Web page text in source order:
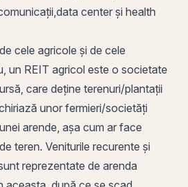
data center și health
cele agricole și de cele
un REIT agricol este o societate
care deține terenuri/plantații
unor fermieri/societăți
arende, așa cum ar face
teren. Veniturile recurente și
reprezentate de arenda